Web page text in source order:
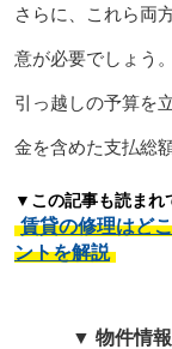
さらに、これら両
意が必要でしょう。
引っ越しの予算を
金を含めた支払総
▼この記事も読まれ
賃貸の修理はど
ントを解説
▼ 物件情